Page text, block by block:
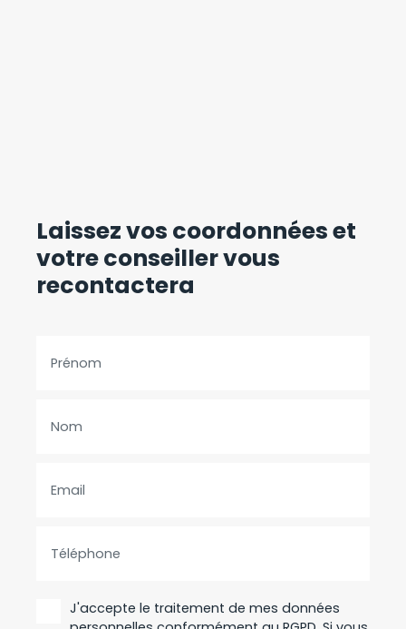
Laissez vos coordonnéeset
votre conseiller vous
recontactera
Prénom
Nom
Email
Téléphone
J'accepte le traitement de mes données